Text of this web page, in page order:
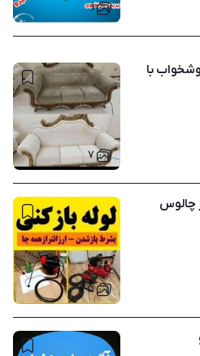
۱
۷
با
۵
چالوس